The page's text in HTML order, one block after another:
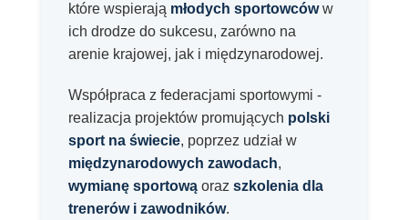
które wspierają młodych sportowcóww
ich drodze do sukcesu, zarówno na
arenie krajowej, jak i międzynarodowej.
Współpraca z federacjami sportowymi -
realizacja projektów promujących polski
sport na świecie, poprzez udział w
międzynarodowych zawodach,
wymianę sportową oraz szkolenia dla
trenerów i zawodników.